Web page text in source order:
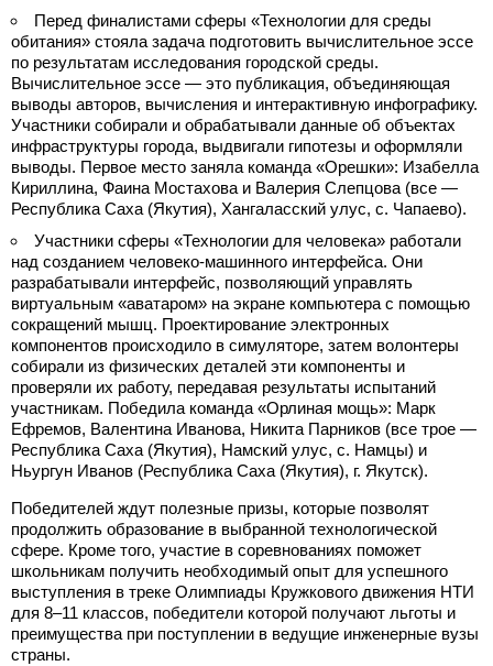
Перед финалистами сферы «Технологии для среды
обитания» стояла задача подготовить вычислительное эссе
по результатам исследования городской среды.
Вычислительное эссе — это публикация, объединяющая
выводы авторов, вычисления и интерактивную инфографику.
Участники собирали и обрабатывали данные об объектах
инфраструктуры города, выдвигали гипотезы и оформляли
выводы. Первое место заняла команда «Орешки»: Изабелла
Кириллина, Фаина Мостахова и Валерия Слепцова (все —
Республика Саха (Якутия), Хангаласский улус, с. Чапаево).
Участники сферы «Технологии для человека» работали
над созданием человеко-машинного интерфейса. Они
разрабатывали интерфейс, позволяющий управлять
виртуальным «аватаром» на экране компьютера с помощью
сокращений мышц. Проектирование электронных
компонентов происходило в симуляторе, затем волонтеры
собирали из физических деталей эти компоненты и
проверяли их работу, передавая результаты испытаний
участникам. Победила команда «Орлиная мощь»: Марк
Ефремов, Валентина Иванова, Никита Парников (все трое —
Республика Саха (Якутия), Намский улус, с. Намцы) и
Ньургун Иванов (Республика Саха (Якутия), г. Якутск).
Победителей ждут полезные призы, которые позволят
продолжить образование в выбранной технологической
сфере. Кроме того, участие в соревнованиях поможет
школьникам получить необходимый опыт для успешного
выступления в треке Олимпиады Кружкового движения НТИ
для 8–11 классов, победители которой получают льготы и
преимущества при поступлении в ведущие инженерные вузы
страны.